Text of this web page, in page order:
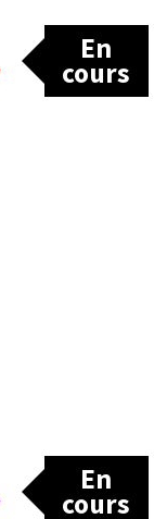
En
cours
En
cours